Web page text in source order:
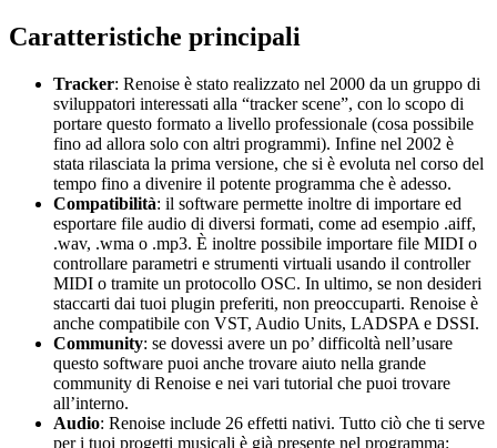
Caratteristiche principali
Tracker: Renoise è stato realizzato nel 2000 da un gruppo di
sviluppatori interessati alla “tracker scene”, con lo scopo di
portare questo formato a livello professionale (cosa possibile
fino ad allora solo con altri programmi). Infine nel 2002 è
stata rilasciata la prima versione, che si è evoluta nel corso del
tempo fino a divenire il potente programma che è adesso.
Compatibilità: il software permette inoltre di importare ed
esportare file audio di diversi formati, come ad esempio .aiff,
.wav, .wma o .mp3. È inoltre possibile importare file MIDI o
controllare parametri e strumenti virtuali usando il controller
MIDI o tramite un protocollo OSC. In ultimo, se non desideri
staccarti dai tuoi plugin preferiti, non preoccuparti. Renoise è
anche compatibile con VST, Audio Units, LADSPA e DSSI.
Community: se dovessi avere un po’ difficoltà nell’usare
questo software puoi anche trovare aiuto nella grande
community di Renoise e nei vari tutorial che puoi trovare
all’interno.
Audio: Renoise include 26 effetti nativi. Tutto ciò che ti serve
per i tuoi progetti musicali è già presente nel programma: